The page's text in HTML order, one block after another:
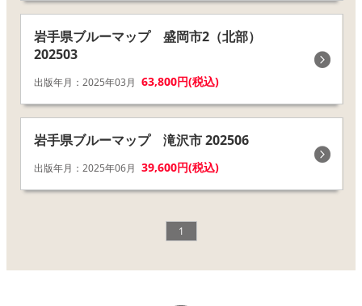
岩手県ブルーマップ 盛岡市2（北部）
202503
出版年月：2025年03月 63,800円(税込)
岩手県ブルーマップ 滝沢市 202506
出版年月：2025年06月 39,600円(税込)
1